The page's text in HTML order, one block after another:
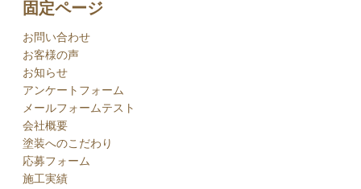
固定ページ
お問い合わせ
お客様の声
お知らせ
アンケートフォーム
メールフォームテスト
会社概要
塗装へのこだわり
応募フォーム
施工実績